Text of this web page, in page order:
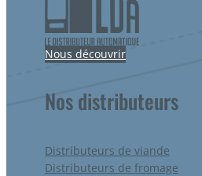
Nous découvrir
Nos distributeurs
Distributeurs de viande
Distributeurs de fromage